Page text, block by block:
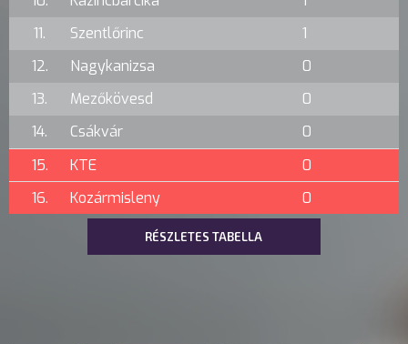
11.
Szentlőrinc
1
12.
Nagykanizsa
0
13.
Mezőkövesd
0
14.
Csákvár
0
15.
KTE
0
16.
Kozármisleny 0
RÉSZLETES TABELLA